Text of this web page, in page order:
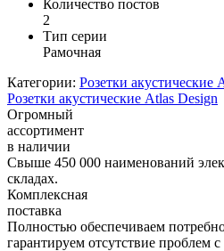
Количество постов
2
Тип серии
Рамочная
Категории: Розетки акустические
Розетки акустические Atlas Design
Огромный
ассортимент
в наличии
Свыше 450 000 наименований
складах.
Комплексная
поставка
Полностью обеспечиваем
гарантируем отсутствие проблем